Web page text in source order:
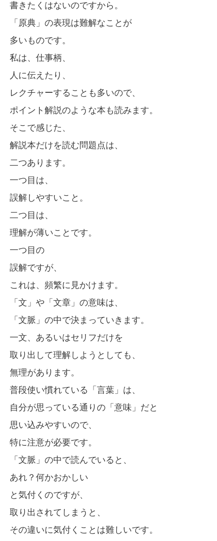
書きたくはないのですから。
「原典」の表現は難解なことが
多いものです。
私は、仕事柄、
人に伝えたり、
レクチャーすることも多いので、
ポイント解説のような本も読みます。
そこで感じた、
解説本だけを読む問題点は、
二つあります。
一つ目は、
誤解しやすいこと。
二つ目は、
理解が薄いことです。
一つ目の
誤解ですが、
これは、頻繁に見かけます。
「文」や「文章」の意味は、
「文脈」の中で決まっていきます。
一文、あるいはセリフだけを
取り出して理解しようとしても、
無理があります。
普段使い慣れている「言葉」は、
自分が思っている通りの「意味」だと
思い込みやすいので、
特に注意が必要です。
「文脈」の中で読んでいると、
あれ？何かおかしい
と気付くのですが、
取り出されてしまうと、
その違いに気付くことは難しいです。